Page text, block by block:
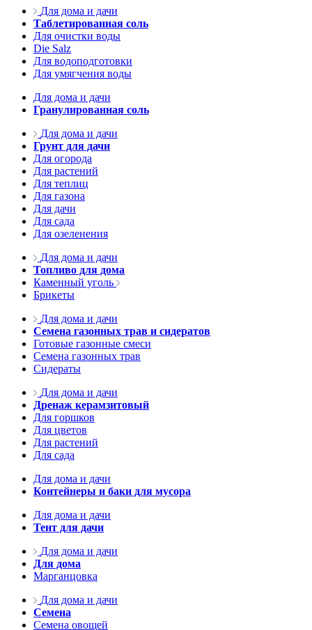
Для дома и дачи
Таблетированная соль
Для очистки воды
Die Salz
Для водоподготовки
Для умягчения воды
Для дома и дачи
Гранулированная соль
Для дома и дачи
Грунт для дачи
Для огорода
Для растений
Для теплиц
Для газона
Для дачи
Для сада
Для озеленения
Для дома и дачи
Топливо для дома
Каменный уголь
Брикеты
Для дома и дачи
Семена газонных трав и сидератов
Готовые газонные смеси
Семена газонных трав
Сидераты
Для дома и дачи
Дренаж керамзитовый
Для горшков
Для цветов
Для растений
Для сада
Для дома и дачи
Контейнеры и баки для мусора
Для дома и дачи
Тент для дачи
Для дома и дачи
Для дома
Марганцовка
Для дома и дачи
Семена
Семена овощей